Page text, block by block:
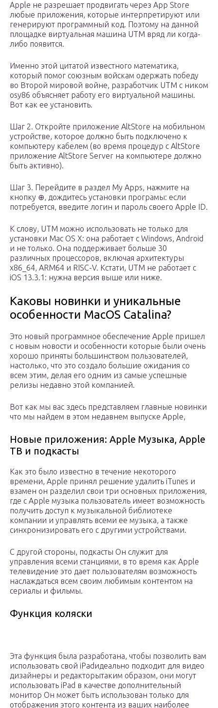
Apple не разрешает продвигать через App Store
любые приложения, которые интерпретируют или
генерируют программный код. Поэтому на данной
площадке виртуальная машина UTM вряд ли когда-
либо появится.
Именно этой цитатой известного математика,
который помог союзным войскам одержать победу
во Второй мировой войне, разработчик UTM с ником
osy86 объясняет работу его виртуальной машины.
Вот как ее установить.
Шаг 2. Откройте приложение AltStore на мобильном
устройстве, которое должно быть подключено к
компьютеру кабелем (во время процедур с AltStore
приложение AltStore Server на компьютере должно
быть активно).
Шаг 3. Перейдите в раздел My Apps, нажмите на
кнопку ⊕, дождитесь установки програмы: если
потребуется, введите логин и пароль своего Apple ID.
К слову, UTM можно использовать не только для
установки Mac OS X: она работает с Windows, Android
и не только. Она поддерживает больше 30
различных процессоров, включая архитектуры
x86_64, ARM64 и RISC-V. Кстати, UTM не работает с
iOS 13.3.1: нужна версия выше или ниже.
Каковы новинки и уникальные
особенности MacOS Catalina?
Это новый программное обеспечение Apple пришел
с новым новости и особенности которые были очень
хорошо приняты большинством пользователей,
настолько, что это создало большие ожидания со
всем этим, делая его одним из самые успешные
релизы недавно этой компанией.
Вот как мы вас здесь представляем главные новинки
что мы найдем в этом недавнем выпуске Apple,
Новые приложения: Apple Музыка, Apple
ТВ и подкасты
Как это было известно в течение некоторого
времени, Apple принял решение удалить iTunes и
взамен он разделил свои три основных приложения,
где с Apple музыка пользователь имеет возможность
получить доступ к музыкальной библиотеке
компании и управлять всеми ее музыка, а также
синхронизировать его с другими устройствами.
С другой стороны, подкасты Он служит для
управления всеми станциями, в то время как Apple
телевидение это дает пользователям возможность
наслаждаться всем своим любимым контентом на
сериалы и фильмы.
Функция коляски
Эта функция была разработана, чтобы позволить вам
использовать свой iPadидеально подходит для видео
дизайнеры и редакторытаким образом, они могут
использовать iPad в качестве дополнительный
монитор Он может быть использован только для
отображения этого контента из ваших наиболее